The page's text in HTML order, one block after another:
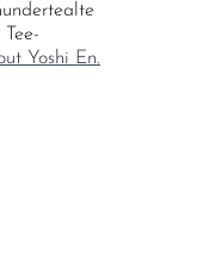
Yoshi En.